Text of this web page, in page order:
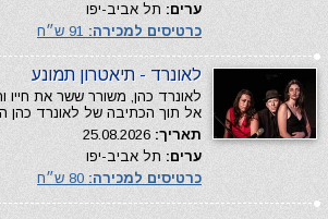
ערים: תל אביב-יפו
כרטיסים למכירה:
לאונרד - תיאטרון תמונע
לאונרד כהן, משורר ששר את חייו
אל תוך הכתיבה של לאונרד כהן
תאריך:
ערים: תל אביב-יפו
כרטיסים למכירה: